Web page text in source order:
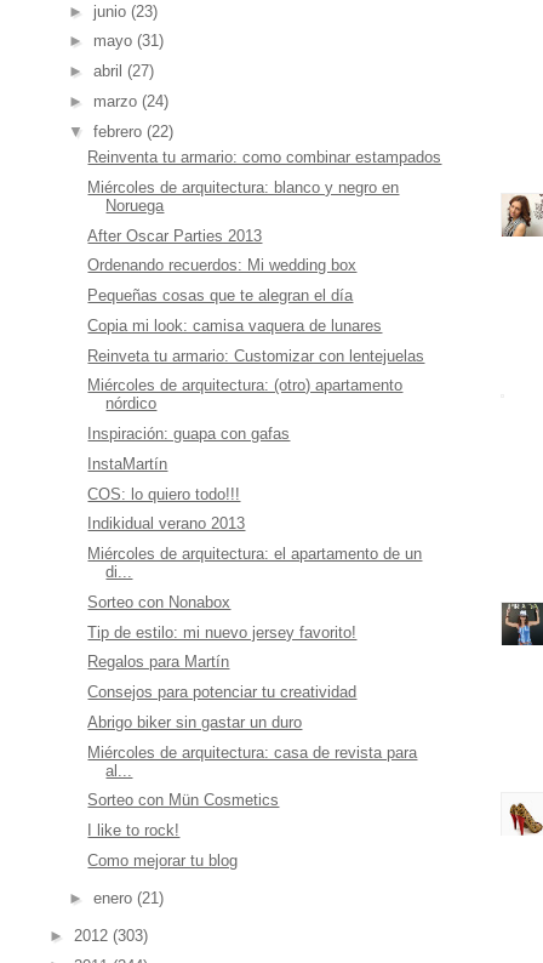
► junio (23)
► mayo (31)
► abril (27)
► marzo (24)
▼ febrero (22)
Reinventa tu armario: como combinar estampados
Miércoles de arquitectura: blanco y negro en
Noruega
After Oscar Parties 2013
Ordenando recuerdos: Mi wedding box
Pequeñas cosas que te alegran el día
Copia mi look: camisa vaquera de lunares
Reinveta tu armario: Customizar con lentejuelas
Miércoles de arquitectura: (otro) apartamento
nórdico
Inspiración: guapa con gafas
InstaMartín
COS: lo quiero todo!!!
Indikidual verano 2013
Miércoles de arquitectura: el apartamento de un
di...
Sorteo con Nonabox
Tip de estilo: mi nuevo jersey favorito!
Regalos para Martín
Consejos para potenciar tu creatividad
Abrigo biker sin gastar un duro
Miércoles de arquitectura: casa de revista para
al...
Sorteo con Mün Cosmetics
I like to rock!
Como mejorar tu blog
► enero (21)
► 2012 (303)